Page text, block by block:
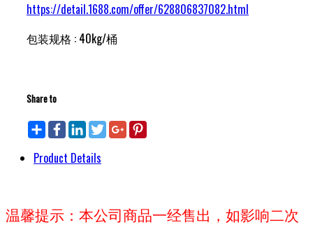
https://detail.1688.com/offer/628806837082.html
包装规格 : 40kg/桶
Share to
ShareFacebookLinkedInTwitterGoogle+
Product Details
温馨提示：本公司商品一经售出，如影响二次